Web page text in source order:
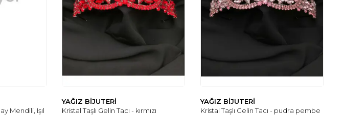
Mendili, Işıl
YAĞIZ BİJUTERİ
Kristal Taşlı Gelin Tacı - kırmızı
YAĞIZ BİJUTERİ
Kristal Taşlı Gelin Tacı - pudra pembe